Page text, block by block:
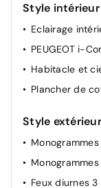
Eléments de
Air
Visiopark 1
Rétroviseurs
rabattement
Style intérieur
Eclairage
PEUGEOT i-
Habitacle et
Plancher de
Style extérieur
Feux diurnes